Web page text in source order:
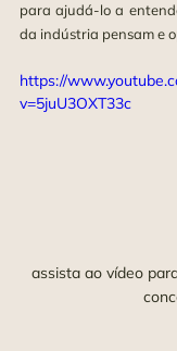
para ajudá-lo a
da indústria pensam e
https://
v=5juU3OXT33c
assista ao vídeo